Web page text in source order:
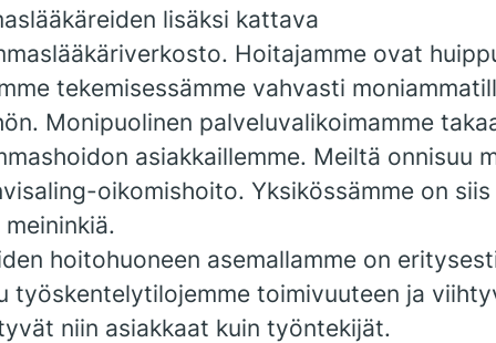
lisäksi kattava
Hoitajamme ovat
tekemisessämme vahvasti
Monipuolinen palveluvalikoimamme
asiakkaillemme. Meiltä onnisuu
oikomishoito. Yksikössämme on siis
hoitohuoneen asemallamme on
työskentelytilojemme toimivuuteen ja
niin asiakkaat kuin työntekijät.